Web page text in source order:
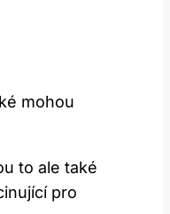
‍mohou⁤
to ale také⁤
pro​